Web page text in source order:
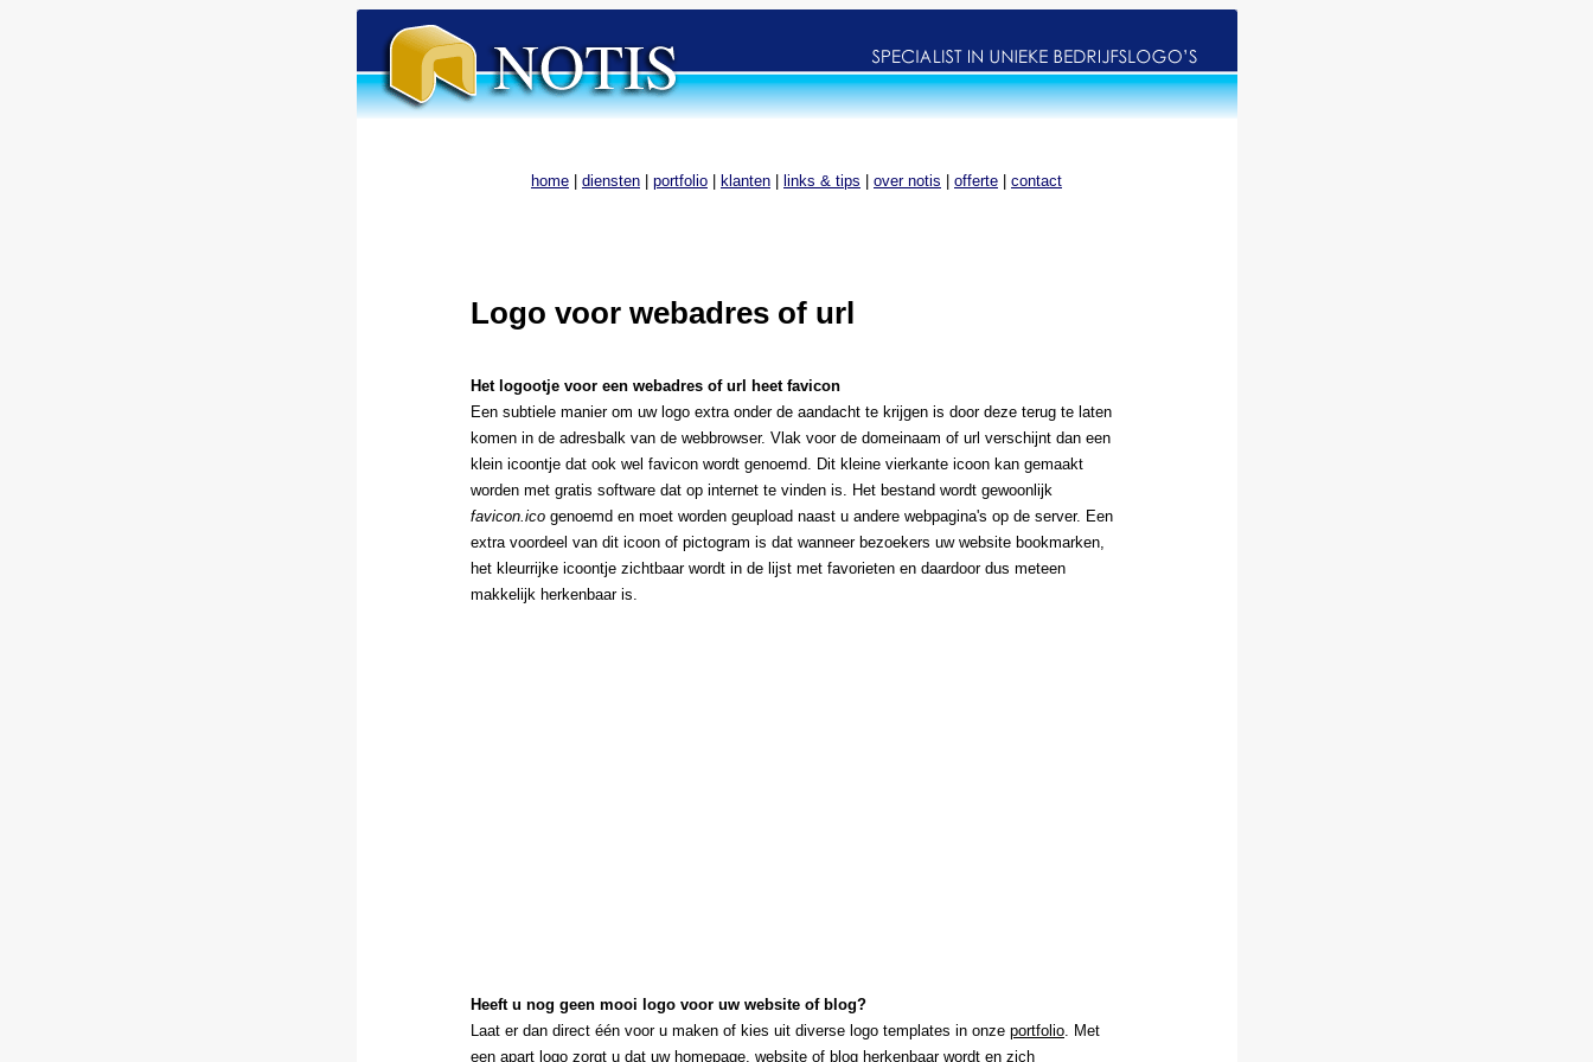
home diensten portfolio klanten links & tips over notis offerte contact
Logo voor webadres of url
Het logootje voor een webadres of url heet favicon
Een subtiele manier om uw logo extra onder de aandacht te krijgen is door deze terug te laten
komen in de adresbalk van de webbrowser. Vlak voor de domeinaam of url verschijnt dan een
klein icoontje dat ook wel favicon wordt genoemd. Dit kleine vierkante icoon kan gemaakt
worden met gratis software dat op internet te vinden is. Het bestand wordt gewoonlijk
favicon.ico genoemd en moet worden geupload naast u andere webpagina's op de server. Een
extra voordeel van dit icoon of pictogram is dat wanneer bezoekers uw website bookmarken,
het kleurrijke icoontje zichtbaar wordt in de lijst met favorieten en daardoor dus meteen
makkelijk herkenbaar is.
Heeft u nog geen mooi logo voor uw website of blog?
Laat er dan direct één voor u maken of kies uit diverse logo templates in onze portfolio . Met
een apart logo zorgt u dat uw homepage, website of blog herkenbaar wordt en zich